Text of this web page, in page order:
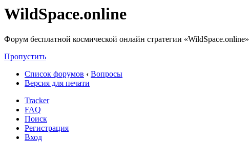
WildSpace.online
Форум бесплатной космической онлайн стратегии «WildSpace.online»
Пропустить
Список форумов ‹ Вопросы
Версия для печати
Tracker
FAQ
Поиск
Регистрация
Вход